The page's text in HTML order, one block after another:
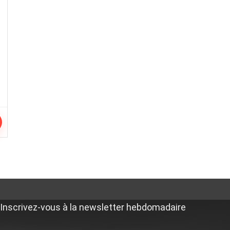
Inscrivez-vous à la newsletter hebdomadaire